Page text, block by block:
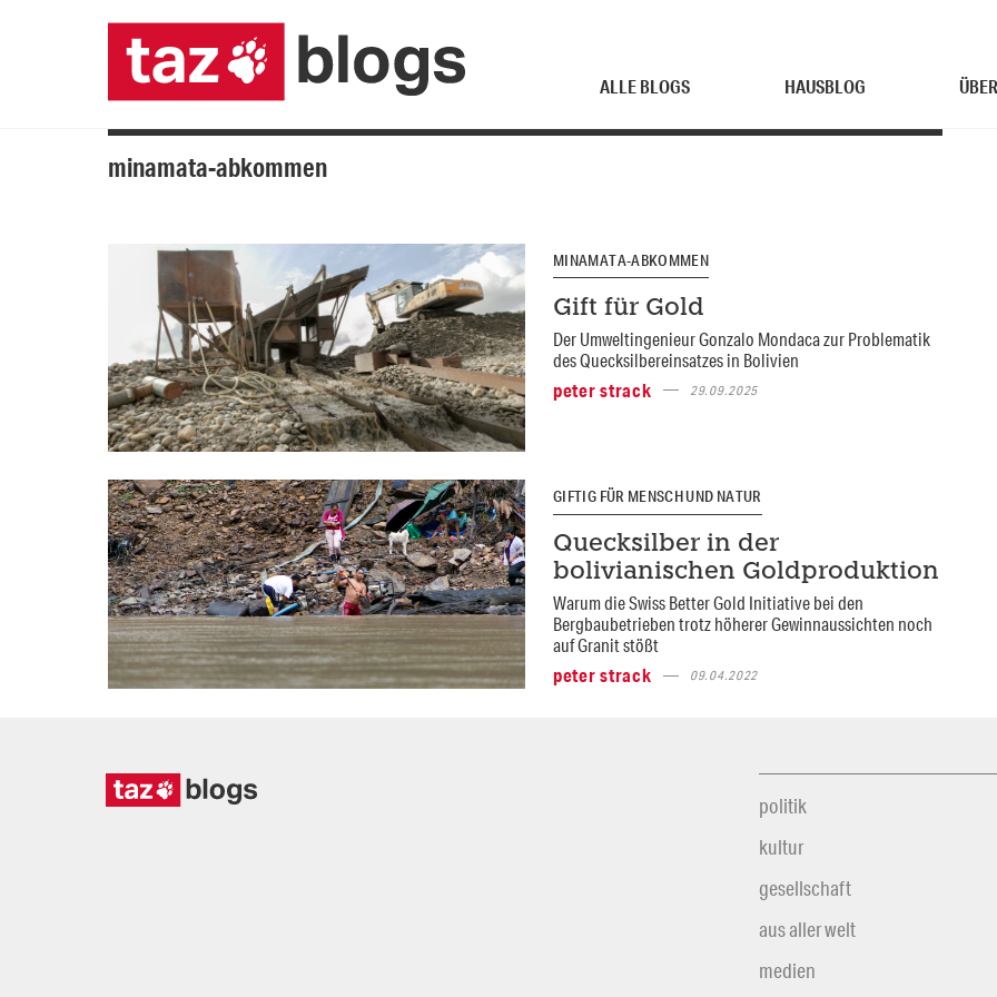
ALLE BLOGS HAUSBLOG
minamata-abkommen
MINAMATA-ABKOMMEN
Gift für Gold
Der Umweltingenieur Gonzalo Mondaca zur Problematik
des Quecksilbereinsatzes in Bolivien
peter strack
29.09.2025
GIFTIG FÜR MENSCH UND NATUR
Quecksilber in der
bolivianischen Goldproduktion
Warum die Swiss Better Gold Initiative bei den
Bergbaubetrieben trotz höherer Gewinnaussichten noch
auf Granit stößt
peter strack
09.04.2022
politik
kultur
gesellschaft
aus aller welt
medien